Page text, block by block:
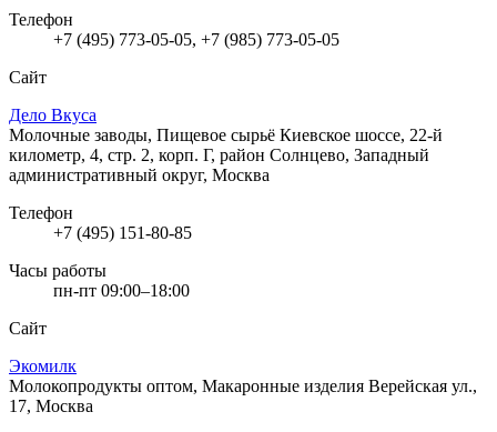
Телефон
+7 (495) 773-05-05, +7 (985) 773-05-05
Сайт
Дело Вкуса
Молочные заводы, Пищевое сырьё Киевское шоссе, 22-й
километр, 4, стр. 2, корп. Г, район Солнцево, Западный
административный округ, Москва
Телефон
+7 (495) 151-80-85
Часы работы
пн-пт 09:00–18:00
Сайт
Экомилк
Молокопродукты оптом, Макаронные изделия Верейская ул.,
17, Москва